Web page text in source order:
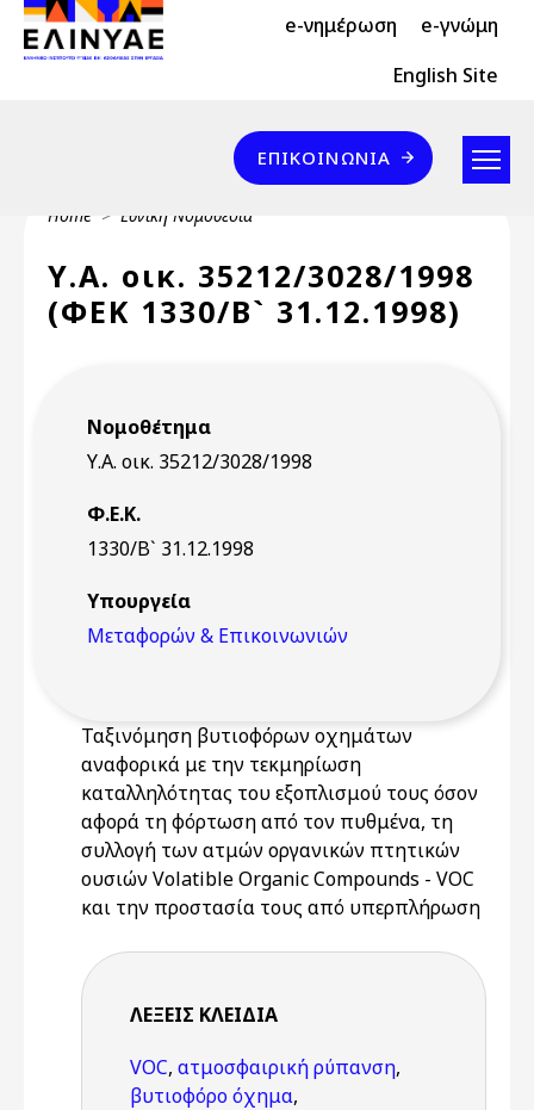
Skip to main content
Header Top 2 e-νημέρωση e-γνώμη
Header Top English Site
Επικοινωνία
ΕΠΙΚΟΙΝΩΝΊΑ
Breadcrumb
Home Εθνική Νομοθεσία
Υ.Α. οικ. 35212/3028/1998
(ΦΕΚ 1330/Β` 31.12.1998)
Νομοθέτημα
Υ.Α. οικ. 35212/3028/1998
Φ.Ε.Κ.
1330/Β` 31.12.1998
Υπουργεία
Μεταφορών & Επικοινωνιών
Ταξινόμηση βυτιοφόρων οχημάτων
αναφορικά με την τεκμηρίωση
καταλληλότητας του εξοπλισμού τους όσον
αφορά τη φόρτωση από τον πυθμένα, τη
συλλογή των ατμών οργανικών πτητικών
ουσιών Volatible Organic Compounds - VOC
και την προστασία τους από υπερπλήρωση
ΛΈΞΕΙΣ KΛΕΙΔΙΆ
VOC, ατμοσφαιρική ρύπανση,
βυτιοφόρο όχημα,